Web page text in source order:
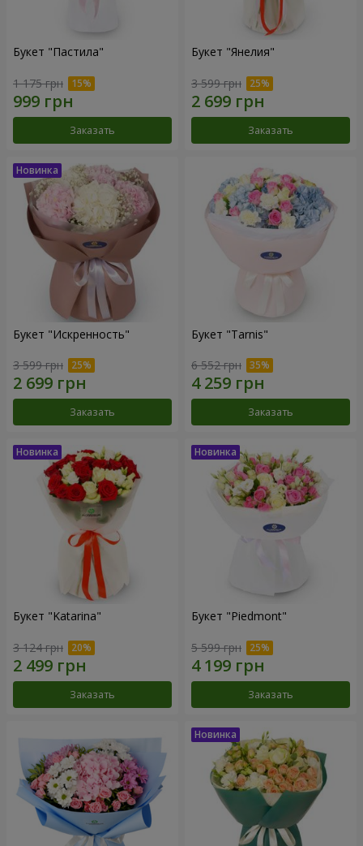
Букет "Пастила"
1 175 грн
Заказать
Букет "Янелия"
3 599 грн
Заказать
Букет "Искренность"
3 599 грн
Заказать
Букет "Tarnis"
6 552 грн
Заказать
Букет "Katarina"
3 124 грн
Заказать
Букет "Piedmont"
5 599 грн
Заказать